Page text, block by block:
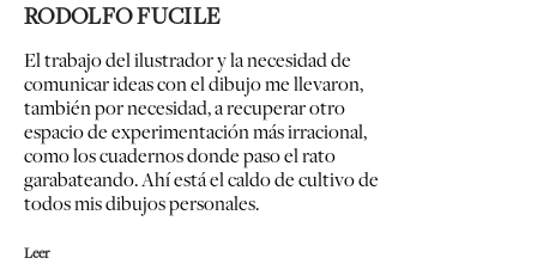
RODOLFO FUCILE
El trabajo del ilustrador y la necesidad de
comunicar ideas con el dibujo me llevaron,
también por necesidad, a recuperar otro
espacio de experimentación más irracional,
como los cuadernos donde paso el rato
garabateando. Ahí está el caldo de cultivo de
todos mis dibujos personales.
Leer